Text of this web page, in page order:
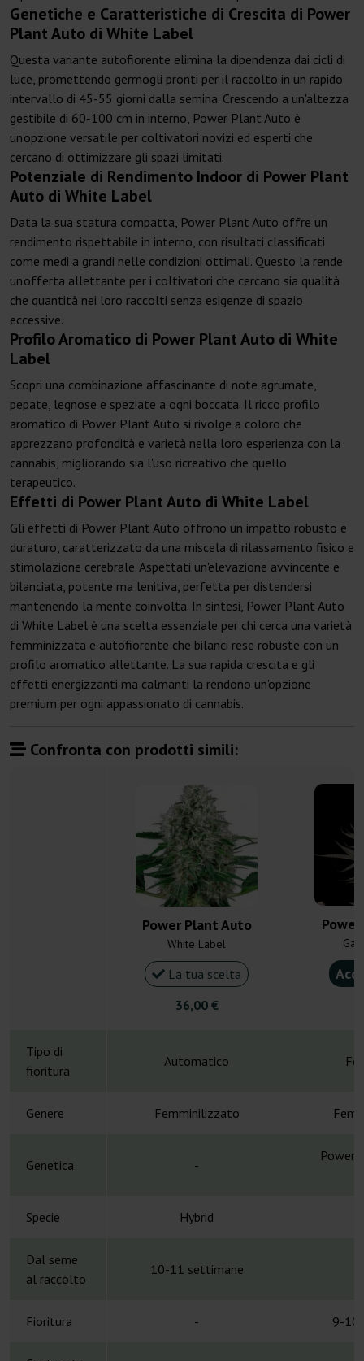
Genetiche e Caratteristiche di Crescita di Power
Plant Auto di White Label
Questa variante autofiorente elimina la dipendenza dai cicli di
luce, promettendo germogli pronti per il raccolto in un rapido
intervallo di 45-55 giorni dalla semina. Crescendo a un'altezza
gestibile di 60-100 cm in interno, Power Plant Auto è
un'opzione versatile per coltivatori novizi ed esperti che
cercano di ottimizzare gli spazi limitati.
Potenziale di Rendimento Indoor di Power Plant
Auto di White Label
Data la sua statura compatta, Power Plant Auto offre un
rendimento rispettabile in interno, con risultati classificati
come medi a grandi nelle condizioni ottimali. Questo la rende
un'offerta allettante per i coltivatori che cercano sia qualità
che quantità nei loro raccolti senza esigenze di spazio
eccessive.
Profilo Aromatico di Power Plant Auto di White
Label
Scopri una combinazione affascinante di note agrumate,
pepate, legnose e speziate a ogni boccata. Il ricco profilo
aromatico di Power Plant Auto si rivolge a coloro che
apprezzano profondità e varietà nella loro esperienza con la
cannabis, migliorando sia l'uso ricreativo che quello
terapeutico.
Effetti di Power Plant Auto di White Label
Gli effetti di Power Plant Auto offrono un impatto robusto e
duraturo, caratterizzato da una miscela di rilassamento fisico e
stimolazione cerebrale. Aspettati un'elevazione avvincente e
bilanciata, potente ma lenitiva, perfetta per distendersi
mantenendo la mente coinvolta. In sintesi, Power Plant Auto
di White Label è una scelta essenziale per chi cerca una varietà
femminizzata e autofiorente che bilanci rese robuste con un
profilo aromatico allettante. La sua rapida crescita e gli
effetti energizzanti ma calmanti la rendono un'opzione
premium per ogni appassionato di cannabis.
Confronta con prodotti simili:
Power Plant Auto
White Label
La tua scelta
36,00 €
Tipo di
fioritura
Automatico
Genere Femminilizzato
Genetica -
Specie Hybrid
Dal seme
al raccolto
10-11 settimane
Fioritura - 9-10